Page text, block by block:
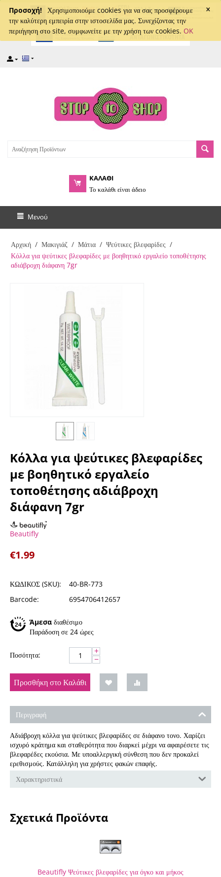
×
Προσοχή! Χρησιμοποιούμε cookies για να σας προσφέρουμε
την καλύτερη εμπειρία στην ιστοσελίδα μας. Συνεχίζοντας την
περιήγηση στο site, συμφωνείτε με την χρήση των cookies. OK
captcha
ΚΑΛΑΘΙ
Το καλάθι είναι άδειο
Μενού
Αρχική / Μακιγιάζ / Μάτια / Ψεύτικες βλεφαρίδες /
Κόλλα για ψεύτικες βλεφαρίδες με βοηθητικό εργαλείο τοποθέτησης
αδιάβροχη διάφανη 7gr
Κόλλα για ψεύτικες βλεφαρίδες
με βοηθητικό εργαλείο
τοποθέτησης αδιάβροχη
διάφανη 7gr
Beautifly
€1.99
ΚΩΔΙΚΟΣ (SKU):
40-BR-773
Barcode:
6954706412657
Άμεσα διαθέσιμο
Παράδοση σε 24 ώρες
Ποσότητα: +
−
Προσθήκη στο Καλάθι
Περιγραφή
Αδιάβροχη κόλλα για ψεύτικες βλεφαρίδες σε διάφανο τονο. Χαρίζει
ισχυρό κράτημα και σταθερότητα που διαρκεί μέχρι να αφαιρέσετε τις
βλεφαρέδες εκούσια. Με υποαλλεργική σύνθεση που δεν προκαλεί
ερεθισμούς. Κατάλληλη για χρήστες φακών επαφής.
Χαρακτηριστικά
Σχετικά Προϊόντα
Beautifly Ψεύτικες βλεφαρίδες για όγκο και μήκος